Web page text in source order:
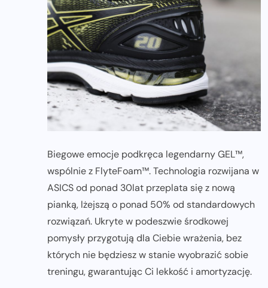
Biegowe emocje podkręca legendarny GEL™,
wspólnie z FlyteFoam™. Technologia rozwijana w
ASICS od ponad 30lat przeplata się z nową
pianką, lżejszą o ponad 50% od standardowych
rozwiązań. Ukryte w podeszwie środkowej
pomysły przygotują dla Ciebie wrażenia, bez
których nie będziesz w stanie wyobrazić sobie
treningu, gwarantując Ci lekkość i amortyzację.